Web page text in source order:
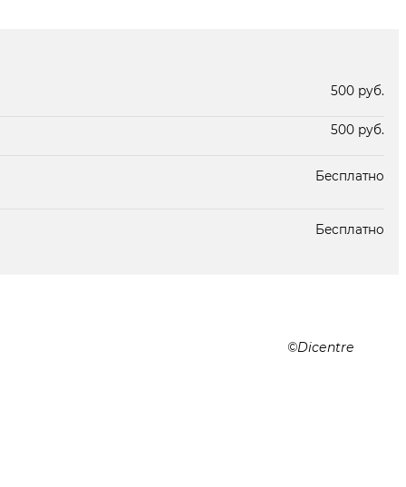
500 руб.
500 руб.
Бесплатно
Бесплатно
Dicentre